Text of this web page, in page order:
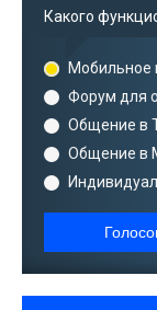
Какого
Мобильное
Форум для
Общение в
Общение в